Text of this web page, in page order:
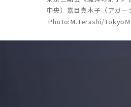
中央）嘉目真木子（アガー
Photo:M.Terashi/